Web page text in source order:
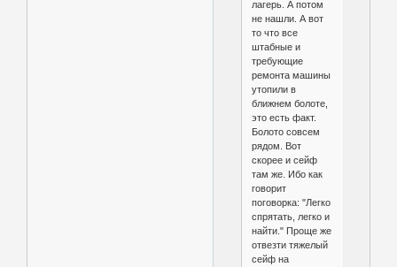
лагерь. А потом
не нашли. А вот
то что все
штабные и
требующие
ремонта машины
утопили в
ближнем болоте,
это есть факт.
Болото совсем
рядом. Вот
скорее и сейф
там же. Ибо как
говорит
поговорка: "Легко
спрятать, легко и
найти." Проще же
отвезти тяжелый
сейф на